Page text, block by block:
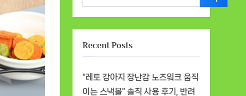
Recent Posts
“레토 강아지 장난감 노즈워크 움직
이는 스낵볼” 솔직 사용 후기, 반려